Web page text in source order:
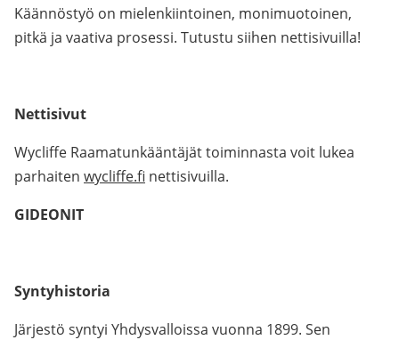
Käännöstyö on mielenkiintoinen, monimuotoinen,
pitkä ja vaativa prosessi. Tutustu siihen nettisivuilla!
Nettisivut
Wycliffe Raamatunkääntäjät toiminnasta voit lukea
parhaiten wycliffe.fi nettisivuilla.
GIDEONIT
Syntyhistoria
Järjestö syntyi Yhdysvalloissa vuonna 1899. Sen